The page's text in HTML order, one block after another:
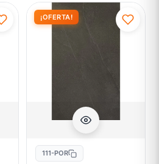
¡OFERTA!
111-POR